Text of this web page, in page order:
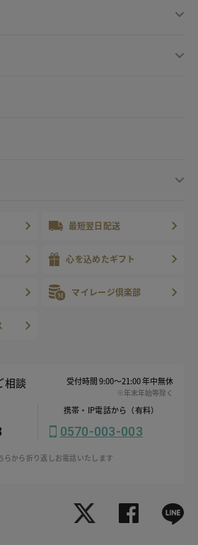
最短翌日配送
心を込めたギフト
マイレージ倶楽部
相談 受付時間 9:00～21:00 年中無休
※年末年始等除く
携帯・IP電話から（有料）
0570-003-003
から折り返しお電話いたします